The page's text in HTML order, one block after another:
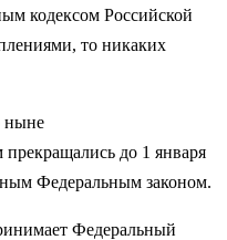
кодексом Российской
то никаких
ныне
до 1 января
Федеральным законом.
Федеральный